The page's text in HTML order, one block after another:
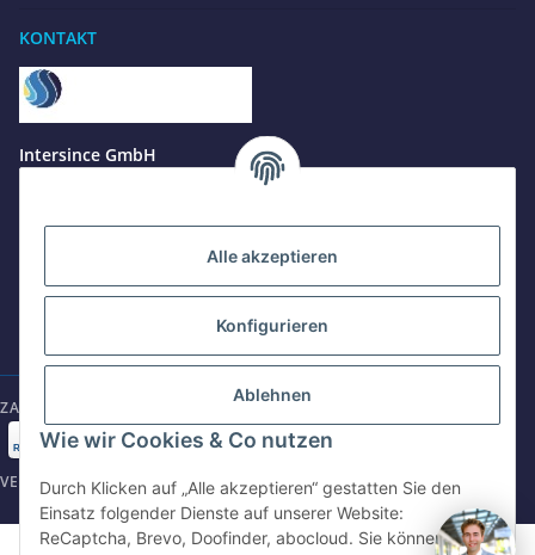
Wir sind gerne für Sie da
Jetzt anrufen
+49 8679 984969 - 0
werktags Mo–Fr 8:30–17:00 Uhr
WhatsApp
+49 162 5669885
E-Mail schreiben
shop@intersince.de
Webseite besuchen
www.intersince-group.de
KONTAKT
Intersince GmbH
84508 Burgkirchen a.d.Alz
Mo-Fr: 8:30 - 17:00 Uhr
ZAHLUNGSARTEN
VERSANDARTEN
©2025 Intersince GmbH | powered by Intersince Group
Alle akzeptieren
Konfigurieren
Ablehnen
Wie wir Cookies & Co nutzen
Durch Klicken auf „Alle akzeptieren“ gestatten Sie den
Einsatz folgender Dienste auf unserer Website:
ReCaptcha, Brevo, Doofinder, abocloud. Sie können die